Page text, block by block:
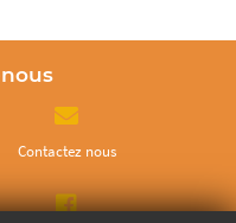
Contactez nous